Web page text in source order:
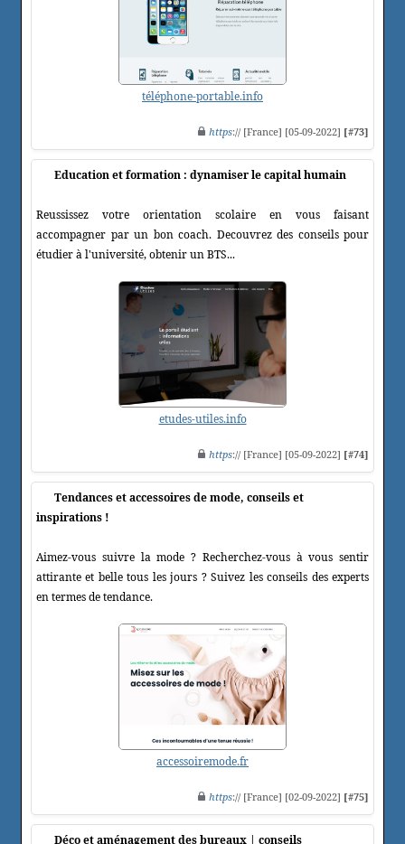
téléphone-portable.info
https:// [France] [05-09-2022] [#73]
Education et formation : dynamiser le capital humain
Reussissez votre orientation scolaire en vous faisant
accompagner par un bon coach. Decouvrez des conseils pour
étudier à l'université, obtenir un BTS...
etudes-utiles.info
https:// [France] [05-09-2022] [#74]
Tendances et accessoires de mode, conseils et
inspirations !
Aimez-vous suivre la mode ? Recherchez-vous à vous sentir
attirante et belle tous les jours ? Suivez les conseils des experts
en termes de tendance.
accessoiremode.fr
https:// [France] [02-09-2022] [#75]
Déco et aménagement des bureaux | conseils